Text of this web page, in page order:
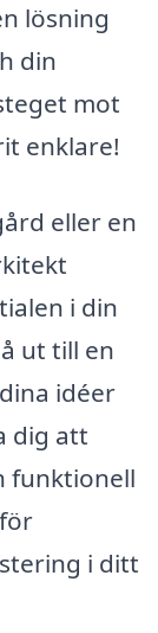
lösning
din
mot
enklare!
eller en
i din
ut till en
idéer
dig att
funktionell
i ditt